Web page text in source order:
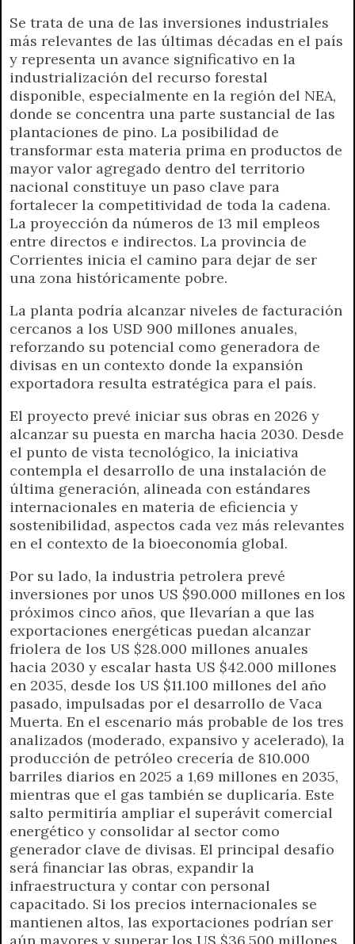
Se trata de una de las inversiones industriales
más relevantes de las últimas décadas en el país
y representa un avance significativo en la
industrialización del recurso forestal
disponible, especialmente en la región del NEA,
donde se concentra una parte sustancial de las
plantaciones de pino. La posibilidad de
transformar esta materia prima en productos de
mayor valor agregado dentro del territorio
nacional constituye un paso clave para
fortalecer la competitividad de toda la cadena.
La proyección da números de 13 mil empleos
entre directos e indirectos. La provincia de
Corrientes inicia el camino para dejar de ser
una zona históricamente pobre.
La planta podría alcanzar niveles de facturación
cercanos a los USD 900 millones anuales,
reforzando su potencial como generadora de
divisas en un contexto donde la expansión
exportadora resulta estratégica para el país.
El proyecto prevé iniciar sus obras en 2026 y
alcanzar su puesta en marcha hacia 2030. Desde
el punto de vista tecnológico, la iniciativa
contempla el desarrollo de una instalación de
última generación, alineada con estándares
internacionales en materia de eficiencia y
sostenibilidad, aspectos cada vez más relevantes
en el contexto de la bioeconomía global.
Por su lado, la industria petrolera prevé
inversiones por unos US $90.000 millones en los
próximos cinco años, que llevarían a que las
exportaciones energéticas puedan alcanzar
friolera de los US $28.000 millones anuales
hacia 2030 y escalar hasta US $42.000 millones
en 2035, desde los US $11.100 millones del año
pasado, impulsadas por el desarrollo de Vaca
Muerta. En el escenario más probable de los tres
analizados (moderado, expansivo y acelerado), la
producción de petróleo crecería de 810.000
barriles diarios en 2025 a 1,69 millones en 2035,
mientras que el gas también se duplicaría. Este
salto permitiría ampliar el superávit comercial
energético y consolidar al sector como
generador clave de divisas. El principal desafío
será financiar las obras, expandir la
infraestructura y contar con personal
capacitado. Si los precios internacionales se
mantienen altos, las exportaciones podrían ser
aún mayores y superar los US $36.500 millones